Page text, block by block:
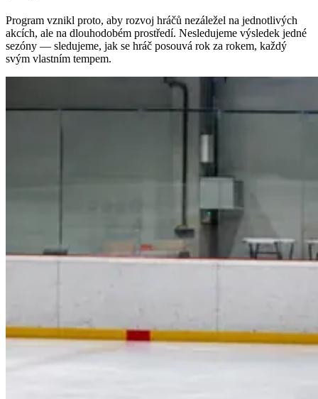
Program vznikl proto, aby rozvoj hráčů nezáležel na jednotlivých
akcích, ale na dlouhodobém prostředí. Nesledujeme výsledek jedné
sezóny — sledujeme, jak se hráč posouvá rok za rokem, každý
svým vlastním tempem.